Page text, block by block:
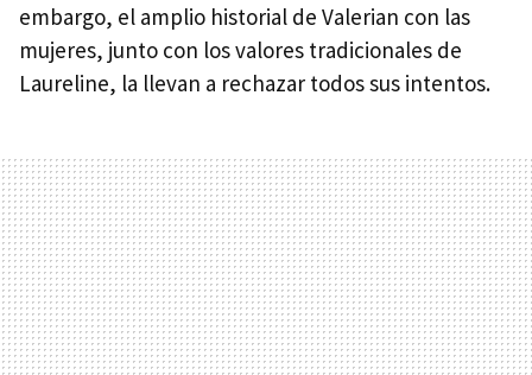
embargo, el amplio historial de Valerian con las
mujeres, junto con los valores tradicionales de
Laureline, la llevan a rechazar todos sus intentos.